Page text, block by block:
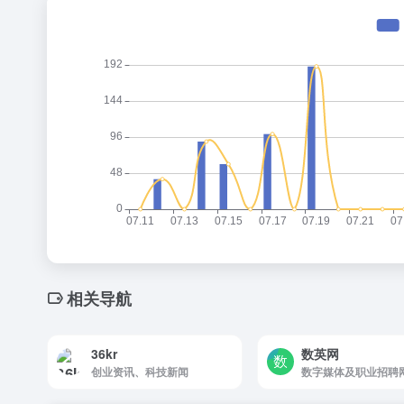
相关导航
36kr
创业资讯、科技新闻
数英网
数字媒体及职业招聘